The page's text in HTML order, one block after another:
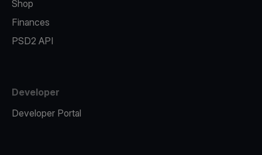
Shop
Finances
PSD2 API
Developer
Developer Portal